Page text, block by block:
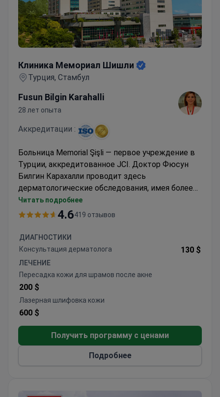
Клиника Мемориал Шишли
Турция, Стамбул
Fusun Bilgin Karahalli
28 лет опыта
Аккредитации :
Больница Memorial Şişli — первое учреждение в
Турции, аккредитованное JCI. Доктор Фюсун
Билгин Карахалли проводит здесь
дерматологические обследования, имея более
чем 25-летний опыт работы. Стандартная
консультация обычно стоит около 130 долларов.
включающий диагностические тесты, стоит
около 1900 долларов. Больница обслуживает
пациентов из 92 стран и следует
международным стандартам безопасности. Это
обследование охватывает здоровье кожи,
волос и ногтей. Результаты и дальнейшие тесты
обрабатываются на месте для эффективности.
Читать подробнее
4.6419 отзывов
ДИАГНОСТИКИ
Консультация дерматолога
130 $
ЛЕЧЕНИЕ
Пересадка кожи для шрамов после акне
200 $
Лазерная шлифовка кожи
600 $
Получить программу с ценами
Подробнее